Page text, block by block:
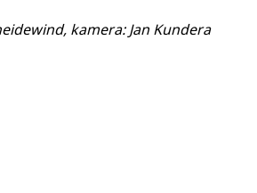
kamera: Jan Kundera